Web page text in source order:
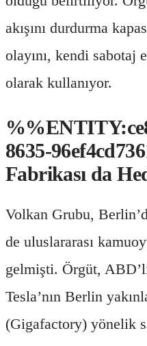
akışını durdurma
olayını, kendi
olarak kullanıyor.
8635-
Fabrikası da
Volkan Grubu,
de uluslararası
gelmişti. Örgüt,
Tesla’nın Berlin
(Gigafactory) yönelik